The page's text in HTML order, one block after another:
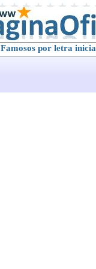
Famosos por letra